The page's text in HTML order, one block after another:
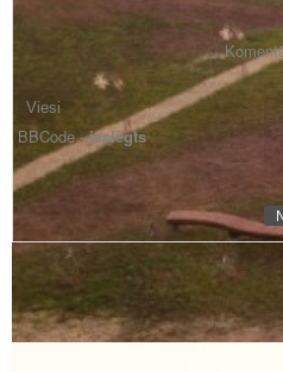
BBCode -izslēgts